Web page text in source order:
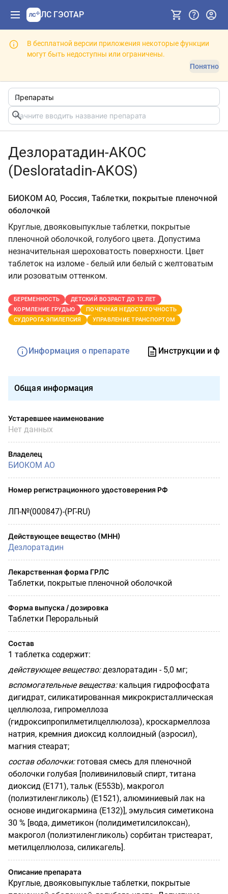
ЛС ГЭОТАР
В бесплатной версии приложения некоторые функции
могут быть недоступны или ограничены.
Понятно
Дезлоратадин-АКОС
(Desloratadin-AKOS)
БИОКОМ АО, Россия, Таблетки, покрытые пленочной
оболочкой
Круглые, двояковыпуклые таблетки, покрытые
пленочной оболочкой, голубого цвета. Допустима
незначительная шероховатость поверхности. Цвет
таблеток на изломе - белый или белый с желтоватым
или розоватым оттенком.
БЕРЕМЕННОСТЬ
ДЕТСКИЙ ВОЗРАСТ ДО 12 ЛЕТ
КОРМЛЕНИЕ ГРУДЬЮ
ПОЧЕЧНАЯ НЕДОСТАТОЧНОСТЬ
СУДОРОГА-ЭПИЛЕПСИЯ
УПРАВЛЕНИЕ ТРАНСПОРТОМ
Информация о препарате Инструкции и
Общая информация
Устаревшее наименование
Нет данных
Владелец
БИОКОМ АО
Номер регистрационного удостоверения РФ
ЛП-№(000847)-(РГ-RU)
Действующее вещество (МНН)
Дезлоратадин
Лекарственная форма ГРЛС
Таблетки, покрытые пленочной оболочкой
Форма выпуска / дозировка
Таблетки Пероральный
Состав
1 таблетка содержит:
действующее вещество:дезлоратадин - 5,0 мг;
вспомогательные вещества:кальция гидрофосфата
дигидрат, силикатированная микрокристаллическая
целлюлоза, гипромеллоза
(гидроксипропилметилцеллюлоза), кроскармеллоза
натрия, кремния диоксид коллоидный (аэросил),
магния стеарат;
состав оболочки:готовая смесь для пленочной
оболочки голубая [поливиниловый спирт, титана
диоксид (Е171), тальк (Е553b), макрогол
(полиэтиленгликоль) (Е1521), алюминиевый лак на
основе индигокармина (Е132)], эмульсия симетикона
30 % [вода, диметикон (полидиметилсилоксан),
макрогол (полиэтиленгликоль) сорбитан тристеарат,
метилцеллюлоза, силикагель].
Описание препарата
Круглые, двояковыпуклые таблетки, покрытые